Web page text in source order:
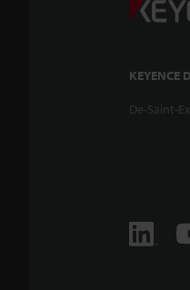
KEYENCE
De-Saint-